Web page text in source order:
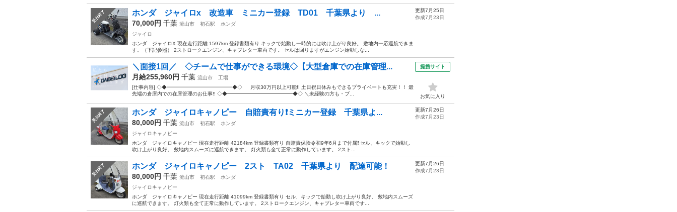
受付終了 ホンダ ジャイロx 改造車 ミニカー登録 TD01 千葉県より ...
70,000円 千葉 流山市 初石駅
ホンダ
ジャイロ
ホンダ ジャイロX 現在走行距離 1597km 登録書類有り キックで始動し一時的には吹け上がり良好。 敷地内一応巡航できま
す。（下記参照） 2ストロークエンジン、キャブレター車両です。 セルは回りますがエンジン始動しな...
更新7月25日
作成7月23日
＼面接1回／ ◇チームで仕事ができる環境◇【大型倉庫での在庫管理...
月給255,960円 千葉 流山市
工場
[仕事内容] ◇◆━━━━━━━━━━━━━◆◇ 月収30万円以上可能!! 土日祝日休みもできるプライベートも充実！！ 最
先端の倉庫内での在庫管理のお仕事!! ◇◆━━━━━━━━━━━━━◆◇ ＼未経験の方も・ブ...
提携サイト
お気に入り
受付終了 ホンダ ジャイロキャノピー 自賠責有り❗️ミニカー登録 千葉県よ...
80,000円 千葉 流山市 初石駅
ホンダ
ジャイロキャノピー
ホンダ ジャイロキャノピー 現在走行距離 42184km 登録書類有り 自賠責保険令和9年6月まで付属❗️ セル、キックで始動し
吹け上がり良好。 敷地内スムーズに巡航できます。 灯火類も全て正常に動作しています。 2スト...
更新7月26日
作成7月23日
受付終了 ホンダ ジャイロキャノピー 2スト TA02 千葉県より 配達可能！
80,000円 千葉 流山市 初石駅
ホンダ
ジャイロキャノピー
ホンダ ジャイロキャノピー 現在走行距離 41099km 登録書類有り セル、キックで始動し吹け上がり良好。 敷地内スムーズ
に巡航できます。 灯火類も全て正常に動作しています。 2ストロークエンジン、キャブレター車両です...
更新7月26日
作成7月23日